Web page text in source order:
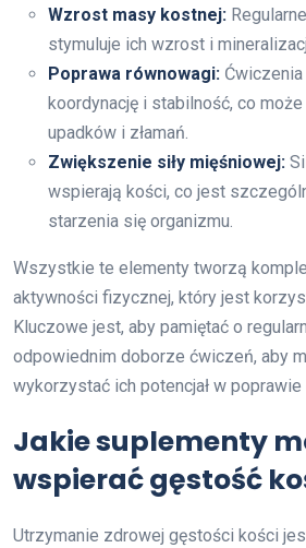
Wzrost masy kostnej:
stymuluje ich wzrost i
Poprawa równowagi: Ćwiczenia
koordynację i stabilność, co
upadków i złamań.
Zwiększenie siły mięśniowej:
wspierają kości, co jest
starzenia się organizmu.
Wszystkie te elementy tworzą
aktywności fizycznej, który jest
Kluczowe jest, aby pamiętać o
odpowiednim doborze ćwiczeń, aby
wykorzystać ich potencjał w
Jakie suplementy
wspierać gęstość
Utrzymanie zdrowej gęstości kości